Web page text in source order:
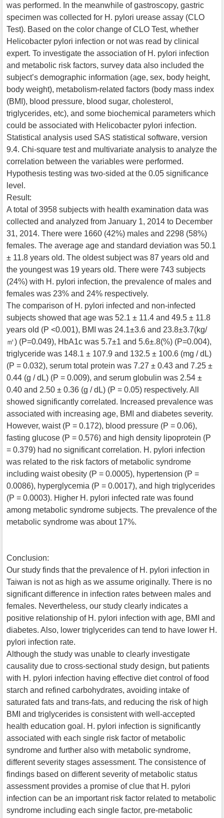
was performed. In the meanwhile of gastroscopy, gastric
specimen was collected for H. pylori urease assay (CLO
Test). Based on the color change of CLO Test, whether
Helicobacter pylori infection or not was read by clinical
expert. To investigate the association of H. pylori infection
and metabolic risk factors, survey data also included the
subject’s demographic information (age, sex, body height,
body weight), metabolism-related factors (body mass index
(BMI), blood pressure, blood sugar, cholesterol,
triglycerides, etc), and some biochemical parameters which
could be associated with Helicobacter pylori infection.
Statistical analysis used SAS statistical software, version
9.4. Chi-square test and multivariate analysis to analyze the
correlation between the variables were performed.
Hypothesis testing was two-sided at the 0.05 significance
level.
Result:
A total of 3958 subjects with health examination data was
collected and analyzed from January 1, 2014 to December
31, 2014. There were 1660 (42%) males and 2298 (58%)
females. The average age and standard deviation was 50.1
± 11.8 years old. The oldest subject was 87 years old and
the youngest was 19 years old. There were 743 subjects
(24%) with H. pylori infection, the prevalence of males and
females was 23% and 24% respectively.
The comparison of H. pylori infected and non-infected
subjects showed that age was 52.1 ± 11.4 and 49.5 ± 11.8
years old (P <0.001), BMI was 24.1±3.6 and 23.8±3.7(kg/
㎡) (P=0.049), HbA1c was 5.7±1 and 5.6±.8(%) (P=0.004),
triglyceride was 148.1 ± 107.9 and 132.5 ± 100.6 (mg / dL)
(P = 0.032), serum total protein was 7.27 ± 0.43 and 7.25 ±
0.44 (g / dL) (P = 0.009), and serum globulin was 2.54 ±
0.40 and 2.50 ± 0.36 (g / dL) (P = 0.05) respectively. All
showed significantly correlated. Increased prevalence was
associated with increasing age, BMI and diabetes severity.
However, waist (P = 0.172), blood pressure (P = 0.06),
fasting glucose (P = 0.576) and high density lipoprotein (P
= 0.379) had no significant correlation. H. pylori infection
was related to the risk factors of metabolic syndrome
including waist obesity (P = 0.0005), hypertension (P =
0.0086), hyperglycemia (P = 0.0017), and high triglycerides
(P = 0.0003). Higher H. pylori infected rate was found
among metabolic syndrome subjects. The prevalence of the
metabolic syndrome was about 17%.
Conclusion:
Our study finds that the prevalence of H. pylori infection in
Taiwan is not as high as we assume originally. There is no
significant difference in infection rates between males and
females. Nevertheless, our study clearly indicates a
positive relationship of H. pylori infection with age, BMI and
diabetes. Also, lower triglycerides can tend to have lower H.
pylori infection rate.
Although the study was unable to clearly investigate
causality due to cross-sectional study design, but patients
with H. pylori infection having effective diet control of food
starch and refined carbohydrates, avoiding intake of
saturated fats and trans-fats, and reducing the risk of high
BMI and triglycerides is consistent with well-accepted
health education goal. H. pylori infection is significantly
associated with each single risk factor of metabolic
syndrome and further also with metabolic syndrome,
different severity stages assessment. The consistence of
findings based on different severity of metabolic status
assessment provides a promise of clue that H. pylori
infection can be an important risk factor related to metabolic
syndrome including each single factor, pre-metabolic